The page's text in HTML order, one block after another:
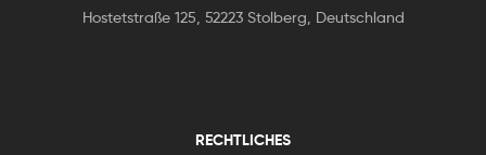
Hostetstraße 125, 52223 Stolberg, Deutschland
RECHTLICHES